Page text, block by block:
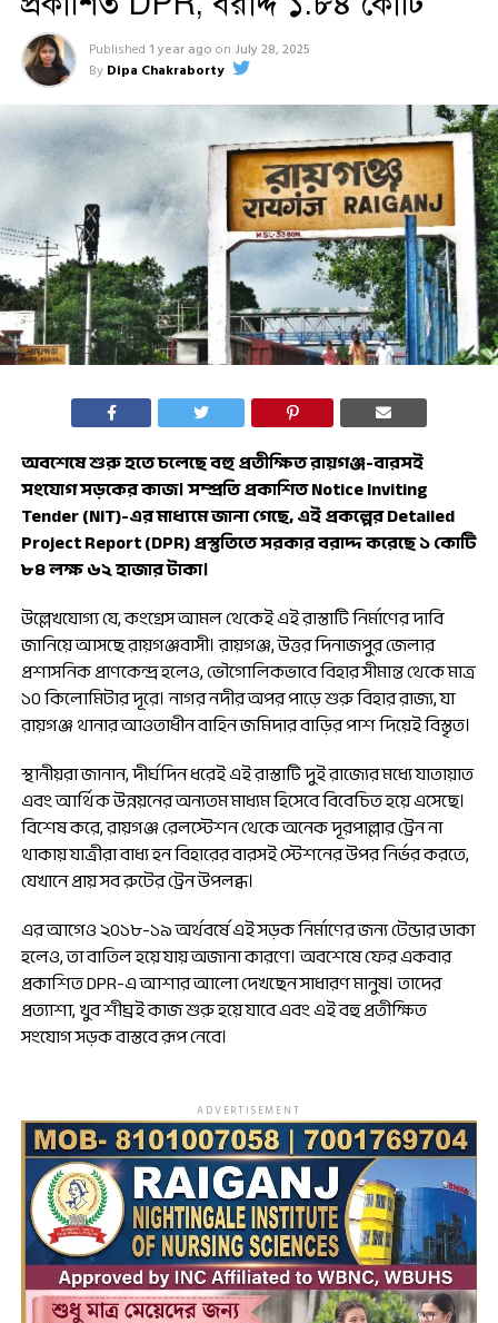
Published 1 year ago on July 28, 2025
By Dipa Chakraborty
অবশেষে শুরু হতে চলেছে বহু প্রতীক্ষিত রায়গঞ্জ-বারসই
সংযোগ সড়কের কাজ। সম্প্রতি প্রকাশিত Notice Inviting
Tender (NIT)-এর মাধ্যমে জানা গেছে, এই প্রকল্পের Detailed
Project Report (DPR) প্রস্তুতিতে সরকার বরাদ্দ করেছে ১ কোটি
৮৪ লক্ষ ৬২ হাজার টাকা।
উল্লেখযোগ্য যে, কংগ্রেস আমল থেকেই এই রাস্তাটি নির্মাণের দাবি
জানিয়ে আসছে রায়গঞ্জবাসী। রায়গঞ্জ, উত্তর দিনাজপুর জেলার
প্রশাসনিক প্রাণকেন্দ্র হলেও, ভৌগোলিকভাবে বিহার সীমান্ত থেকে মাত্র
১০ কিলোমিটার দূরে। নাগর নদীর অপর পাড়ে শুরু বিহার রাজ্য, যা
রায়গঞ্জ থানার আওতাধীন বাহিন জমিদার বাড়ির পাশ দিয়েই বিস্তৃত।
স্থানীয়রা জানান, দীর্ঘদিন ধরেই এই রাস্তাটি দুই রাজ্যের মধ্যে যাতায়াত
এবং আর্থিক উন্নয়নের অন্যতম মাধ্যম হিসেবে বিবেচিত হয়ে এসেছে।
বিশেষ করে, রায়গঞ্জ রেলস্টেশন থেকে অনেক দূরপাল্লার ট্রেন না
থাকায় যাত্রীরা বাধ্য হন বিহারের বারসই স্টেশনের উপর নির্ভর করতে,
যেখানে প্রায় সব রুটের ট্রেন উপলব্ধ।
এর আগেও ২০১৮-১৯ অর্থবর্ষে এই সড়ক নির্মাণের জন্য টেন্ডার ডাকা
হলেও, তা বাতিল হয়ে যায় অজানা কারণে। অবশেষে ফের একবার
প্রকাশিত DPR-এ আশার আলো দেখছেন সাধারণ মানুষ। তাদের
প্রত্যাশা, খুব শীঘ্রই কাজ শুরু হয়ে যাবে এবং এই বহু প্রতীক্ষিত
সংযোগ সড়ক বাস্তবে রূপ নেবে।
ADVERTISEMENT